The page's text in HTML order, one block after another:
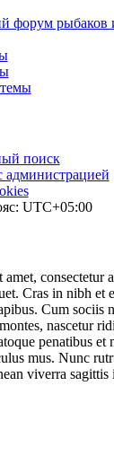
форум рыбаков
поиск
администрацией
UTC+05:00
consectetur
Cras in nibh et
Cum sociis
nascetur
penatibus et
mus. Nunc
viverra sagittis